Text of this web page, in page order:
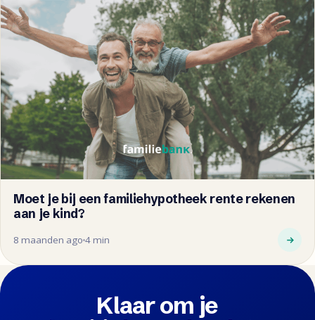
Moet je bij een familiehypotheek rente rekenen
aan je kind?
8 maanden ago 4 min
Klaar om je